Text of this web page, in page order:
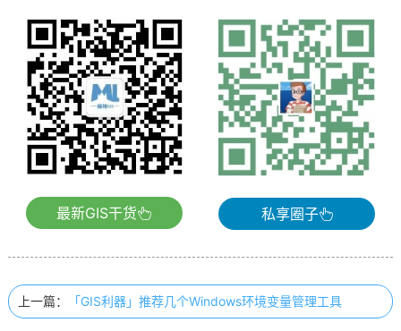
最新GIS干货 私享圈子
上一篇： 「GIS利器」推荐几个Windows环境变量管理工具